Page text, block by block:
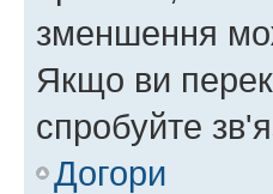
зменшення
Якщо ви
спробуйте
Догори